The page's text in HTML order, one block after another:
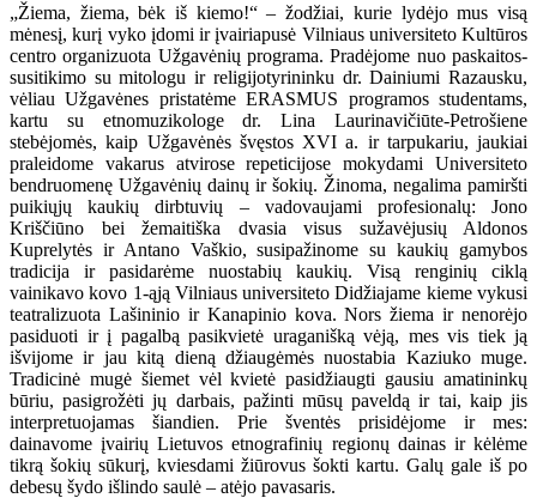
„Žiema, žiema, bėk iš kiemo!“ – žodžiai, kurie lydėjo mus visą
mėnesį, kurį vyko įdomi ir įvairiapusė Vilniaus universiteto Kultūros
centro organizuota Užgavėnių programa. Pradėjome nuo paskaitos-
susitikimo su mitologu ir religijotyrininku dr. Dainiumi Razausku,
vėliau Užgavėnes pristatėme ERASMUS programos studentams,
kartu su etnomuzikologe dr. Lina Laurinavičiūte-Petrošiene
stebėjomės, kaip Užgavėnės švęstos XVI a. ir tarpukariu, jaukiai
praleidome vakarus atvirose repeticijose mokydami Universiteto
bendruomenę Užgavėnių dainų ir šokių. Žinoma, negalima pamiršti
puikiųjų kaukių dirbtuvių – vadovaujami profesionalų: Jono
Kriščiūno bei žemaitiška dvasia visus sužavėjusių Aldonos
Kuprelytės ir Antano Vaškio, susipažinome su kaukių gamybos
tradicija ir pasidarėme nuostabių kaukių. Visą renginių ciklą
vainikavo kovo 1-ąją Vilniaus universiteto Didžiajame kieme vykusi
teatralizuota Lašininio ir Kanapinio kova. Nors žiema ir nenorėjo
pasiduoti ir į pagalbą pasikvietė uraganišką vėją, mes vis tiek ją
išvijome ir jau kitą dieną džiaugėmės nuostabia Kaziuko muge.
Tradicinė mugė šiemet vėl kvietė pasidžiaugti gausiu amatininkų
būriu, pasigrožėti jų darbais, pažinti mūsų paveldą ir tai, kaip jis
interpretuojamas šiandien. Prie šventės prisidėjome ir mes:
dainavome įvairių Lietuvos etnografinių regionų dainas ir kėlėme
tikrą šokių sūkurį, kviesdami žiūrovus šokti kartu. Galų gale iš po
debesų šydo išlindo saulė – atėjo pavasaris.